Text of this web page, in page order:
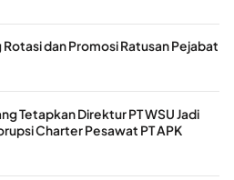
dan Promosi Ratusan Pejabat
Tetapkan Direktur PT WSU Jadi
Charter Pesawat PT APK